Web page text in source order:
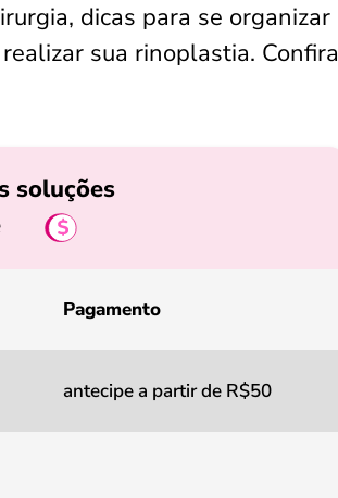
dicas para se organizar
sua rinoplastia. Confira
soluções
Pagamento
antecipe a partir de R$50